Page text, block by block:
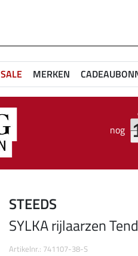
SALE MERKEN
nog
STEEDS
SYLKA rijlaarzen
Artikelnr.: 741107-38-S